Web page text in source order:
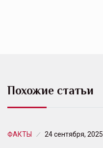
Похожие статьи
ФАКТЫ 24 сентября, 2025